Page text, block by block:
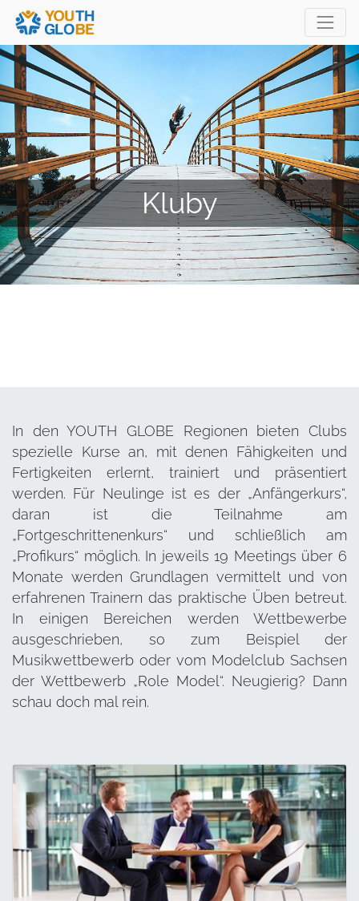
Kluby
In den YOUTH GLOBE Regionen bieten Clubs
spezielle Kurse an, mit denen Fähigkeiten und
Fertigkeiten erlernt, trainiert und präsentiert
werden. Für Neulinge ist es der „Anfängerkurs“,
daran ist die Teilnahme am
„Fortgeschrittenenkurs“ und schließlich am
„Profikurs“ möglich. In jeweils 19 Meetings über 6
Monate werden Grundlagen vermittelt und von
erfahrenen Trainern das praktische Üben betreut.
In einigen Bereichen werden Wettbewerbe
ausgeschrieben, so zum Beispiel der
Musikwettbewerb oder vom Modelclub Sachsen
der Wettbewerb „Role Model“. Neugierig? Dann
schau doch mal rein.